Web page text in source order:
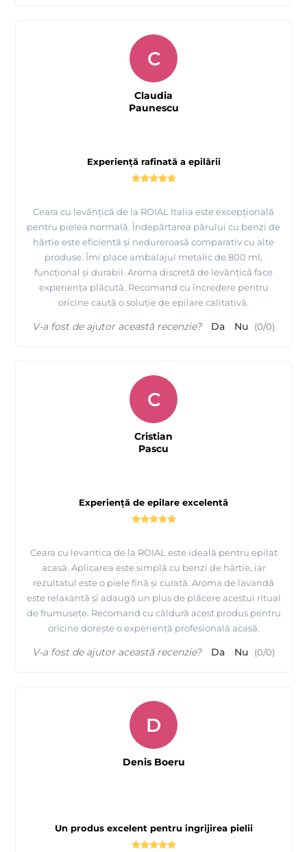
Experiență rafinată a epilării
Ceara cu levănțică de la ROIAL Italia este excepțională
pentru pielea normală. Îndepărtarea părului cu benzi de
hârtie este eficientă și nedureroasă comparativ cu alte
produse. Îmi place ambalajul metalic de 800 ml,
funcțional și durabil. Aroma discretă de levănțică face
experiența plăcută. Recomand cu încredere pentru
oricine caută o soluție de epilare calitativă.
C
Claudia
Paunescu
V-a fost de ajutor această recenzie? Da Nu (0/0)
Experiență de epilare excelentă
Ceara cu levantica de la ROIAL este ideală pentru epilat
acasă. Aplicarea este simplă cu benzi de hârtie, iar
rezultatul este o piele fină și curată. Aroma de lavandă
este relaxantă și adaugă un plus de plăcere acestui ritual
de frumusețe. Recomand cu căldură acest produs pentru
oricine dorește o experiență profesională acasă.
C
Cristian
Pascu
V-a fost de ajutor această recenzie? Da Nu (0/0)
Un produs excelent pentru ingrijirea pielii
D
Denis Boeru